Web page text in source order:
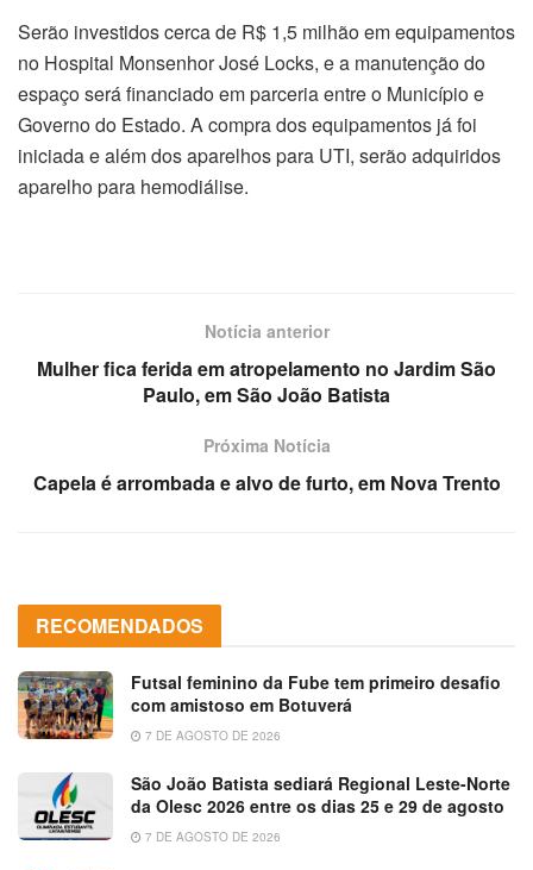
Serão investidos cerca de R$ 1,5 milhão em equipamentos
no Hospital Monsenhor José Locks, e a manutenção do
espaço será financiado em parceria entre o Município e
Governo do Estado. A compra dos equipamentos já foi
iniciada e além dos aparelhos para UTI, serão adquiridos
aparelho para hemodiálise.
Notícia anterior
Mulher fica ferida em atropelamento no Jardim São
Paulo, em São João Batista
Próxima Notícia
Capela é arrombada e alvo de furto, em Nova Trento
RECOMENDADOS
Futsal feminino da Fube tem primeiro desafio
com amistoso em Botuverá
7 DE AGOSTO DE 2026
São João Batista sediará Regional Leste-Norte
da Olesc 2026 entre os dias 25 e 29 de agosto
7 DE AGOSTO DE 2026